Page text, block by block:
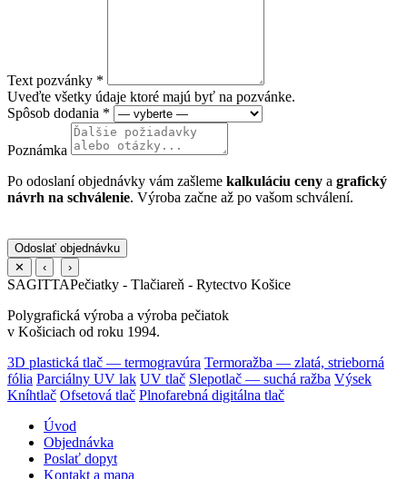
Text pozvánky *
Uveďte všetky údaje ktoré majú byť na pozvánke.
Spôsob dodania *
Poznámka
Po odoslaní objednávky vám zašleme kalkuláciu ceny a grafický
návrh na schválenie. Výroba začne až po vašom schválení.
Odoslať objednávku
✕
‹ ›
SAGITTAPečiatky - Tlačiareň - Rytectvo Košice
Polygrafická výroba a výroba pečiatok
v Košiciach od roku 1994.
3D plastická tlač — termogravúra Termoražba — zlatá, strieborná
fólia Parciálny UV lak UV tlač Slepotlač — suchá ražba Výsek
Kníhtlač Ofsetová tlač Plnofarebná digitálna tlač
Úvod
Objednávka
Poslať dopyt
Kontakt a mapa